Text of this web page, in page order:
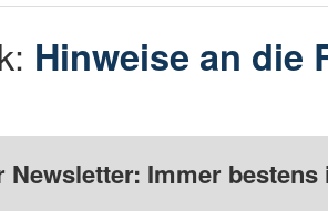
Hinweise an die
Newsletter: Immer